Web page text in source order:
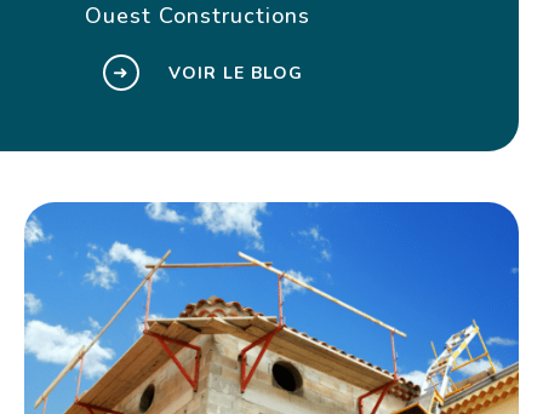
Ouest Constructions
➜ VOIR LE BLOG